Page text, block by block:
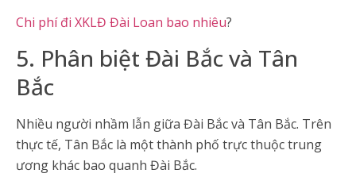
Chi phí đi XKLĐ Đài Loan bao nhiêu?
5. Phân biệt Đài Bắc và Tân
Bắc
Nhiều người nhầm lẫn giữa Đài Bắc và Tân Bắc. Trên
thực tế, Tân Bắc là một thành phố trực thuộc trung
ương khác bao quanh Đài Bắc.